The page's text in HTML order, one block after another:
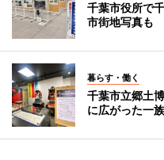
千葉市役所で
市街地写真も
暮らす・働く
千葉市立郷土
に広がった一